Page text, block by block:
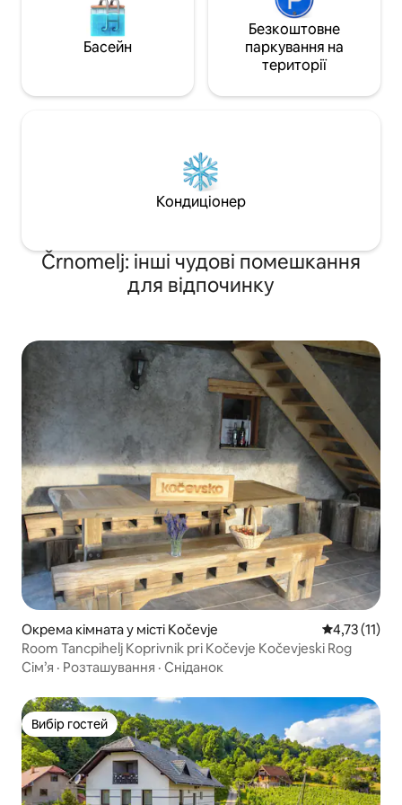
Басейн
Безкоштовне
паркування на
території
Кондиціонер
Črnomelj: інші чудові помешкання
для відпочинку
Окрема кімната у місті Kočevje Середня
4,73 (11)
Room Tancpihelj Koprivnik pri Kočevje Kočevjeski Rog
Сім’я · Розташування · Сніданок
Вибір гостей
Вибір гостей